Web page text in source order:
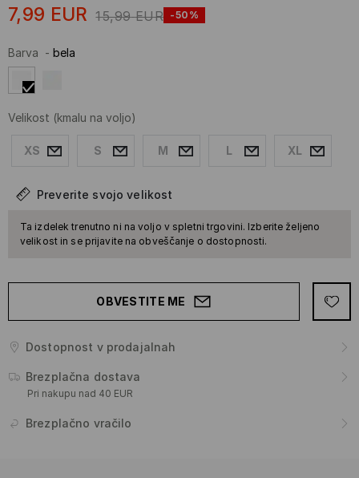
7,99 EUR 15,99 EUR -50%
Barva - bela
Velikost (kmalu na voljo)
XS S M L XL
Preverite svojo velikost
Ta izdelek trenutno ni na voljo v spletni trgovini. Izberite željeno
velikost in se prijavite na obveščanje o dostopnosti.
OBVESTITE ME
Dostopnost v prodajalnah
Brezplačna dostava
Pri nakupu nad 40 EUR
Brezplačno vračilo